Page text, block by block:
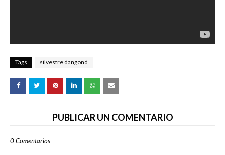
Tags silvestre dangond
PUBLICAR UN COMENTARIO
0 Comentarios